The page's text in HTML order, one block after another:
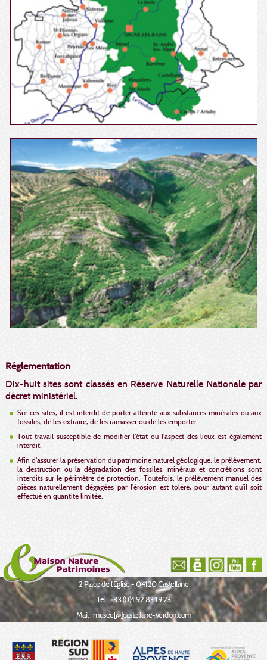
Réglementation
Dix-huit sites sont classés en Réserve Naturelle Nationale par
décret ministériel.
Sur ces sites, il est interdit de porter atteinte aux substances minérales ou aux
fossiles, de les extraire, de les ramasser ou de les emporter.
Tout travail susceptible de modifier l’état ou l’aspect des lieux est également
interdit.
Afin d’assurer la préservation du patrimoine naturel géologique, le prélèvement,
la destruction ou la dégradation des fossiles, minéraux et concrétions sont
interdits sur le périmètre de protection. Toutefois, le prélèvement manuel des
pièces naturellement dégagées par l’érosion est toléré, pour autant qu’il soit
effectué en quantité limitée.
2 Place de l'Eglise - 04120 Castellane
Tel : +33 (0)4 92 83 19 23
Mail : musee[@]castellane-verdon.com